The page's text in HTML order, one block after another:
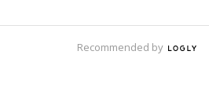
Recommended by